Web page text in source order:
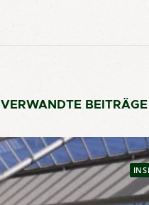
VERWANDTE BEITRÄGE